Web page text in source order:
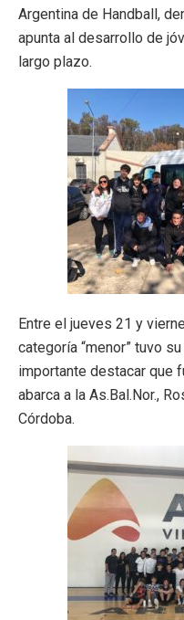
Argentina de Handball,
apunta al desarrollo de
largo plazo.
Entre el jueves 21 y
categoría “menor” tuvo
importante destacar que
abarca a la As.Bal.Nor.,
Córdoba.